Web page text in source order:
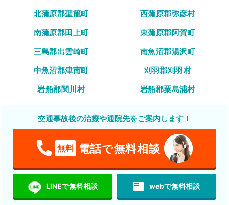
北蒲原郡聖籠町
西蒲原郡弥彦村
南蒲原郡田上町
東蒲原郡阿賀町
三島郡出雲崎町
南魚沼郡湯沢町
中魚沼郡津南町
刈羽郡刈羽村
岩船郡関川村
岩船郡粟島浦村
交通事故後の治療や通院先をご案内します！
無料 電話で無料相談
LINEで無料相談 featured_play_list webで無料相談